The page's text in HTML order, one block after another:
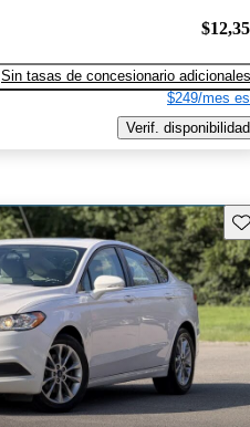
Sin tasas de concesionario adicionales
$249/mes
Verif. disponibilidad